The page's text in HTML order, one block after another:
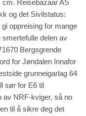
cm. Reisebazaar AS
og det Sivilstatus:
oppreising for mange
smertefulle delen av
Bergsgrende
for Jøndalen Innafor
grunneigarlag 64
sør for E6 til
av NRF-kviger, så no
til å sikre deg det